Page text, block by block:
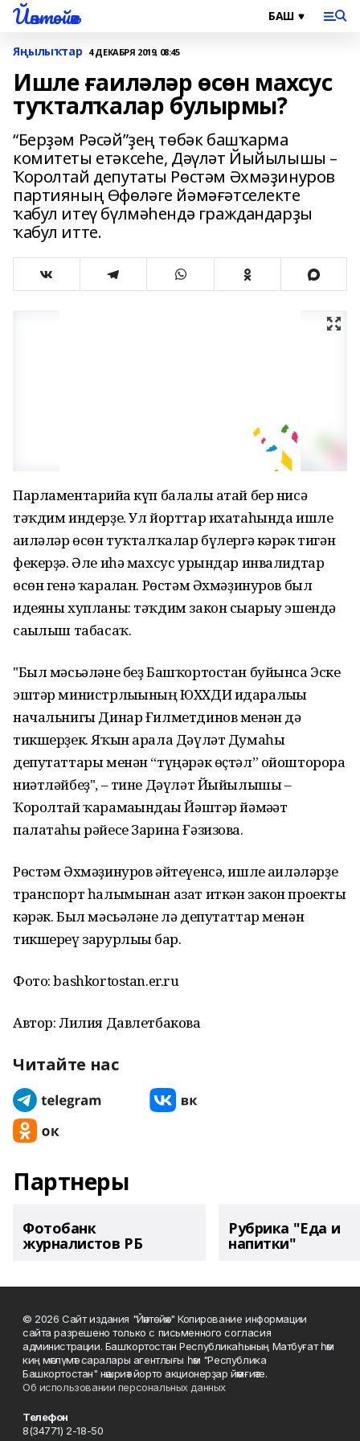
Йәнтөйәк
Яңылыҡтар 4 ДЕКАБРЯ 2019, 08:45
Ишле ғаиләләр өсөн махсус
туҡталҡалар булырмы?
“Берҙәм Рәсәй”ҙең төбәк башҡарма
комитеты етәксеһе, Дәүләт Йыйылышы –
Ҡоролтай депутаты Рөстәм Әхмәҙинуров
партияның Өфөләге йәмәғәтселекте
ҡабул итеү бүлмәһендә граждандарҙы
ҡабул итте.
Парламентарийға күп балалы атай бер нисә
тәҡдим индерҙе. Ул йорттар ихатаһында ишле
ғаиләләр өсөн туҡталҡалар бүлергә кәрәк тигән
фекерҙә. Әле иһә махсус урындар инвалидтар
өсөн генә ҡаралған. Рөстәм Әхмәҙинуров был
идеяны хупланы: тәҡдим закон сығарыу эшендә
сағылыш табасаҡ.
"Был мәсьәләне беҙ Башҡортостан буйынса Эске
эштәр министрлығының ЮХХДИ идаралығы
начальнигы Динар Ғилметдинов менән дә
тикшерҙек. Яҡын арала Дәүләт Думаһы
депутаттары менән “түңәрәк өҫтәл” ойошторорға
ниәтләйбеҙ", – тине Дәүләт Йыйылышы –
Ҡоролтай ҡарамағындағы Йәштәр йәмәғәт
палатаһы рәйесе Зарина Ғәзизова.
Рөстәм Әхмәҙинуров әйтеүенсә, ишле ғаиләләрҙе
транспорт һалымынан азат иткән закон проекты
кәрәк. Был мәсьәләне лә депутаттар менән
тикшереү зарурлығы бар.
Фото: bashkortostan.er.ru
Автор: Лилия Давлетбакова
Читайте нас
Партнеры
Фотобанк
журналистов РБ
Рубрика "Еда и
напитки"
© 2026 Сайт издания "Йәнтөйәк" Копирование информации
сайта разрешено только с письменного согласия
администрации. Башҡортостан Республикаһының Матбуғат һәм
киң мәғлүмәт саралары агентлығы һәм "Республика
Башкортостан" нәшриәт йорто акционерҙар йәмғиәте.
Об использовании персональных данных
Телефон
8(34771) 2-18-50